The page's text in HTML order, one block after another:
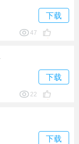
下载
47
下载
22
下载